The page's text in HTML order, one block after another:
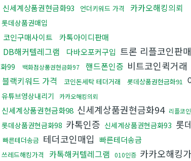
신세계상품권현금화93 언더키워드 가격 카카오해킹의뢰
롯데상품권매입
코인구매사이트 카톡아이디판매
DB해커텔레그램 다바오포커구입 트론 리플코인판매
화99
백화점상품권현금화97 핸드폰인증 비트코인퀵거래
블랙키워드 가격 코인돈세탁 테더거래 롯데상품권현금화91
유튜브영상내리기 카카오해킹의뢰
신세계상품권현금화98 신세계상품권현금화94 리플코
롯데상품권현금화98 카톡인증 신세계상품권현금화93 롯
빠른테더송금 테더코인매입 빠른테더송금
쓰레드해킹가격 카톡해커텔레그램 010인증 카카오해킹